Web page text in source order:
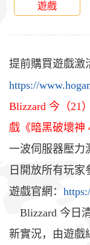
遊戲
提前購買遊戲激
https://
Blizzard 今（21
戲《暗黑破壞神
一波伺服器壓力
日開放所有玩家
遊戲官網：
Blizzard 今日
新實況，由遊戲